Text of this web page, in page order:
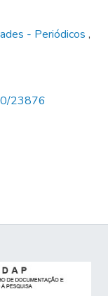
- Periódicos ,
23876